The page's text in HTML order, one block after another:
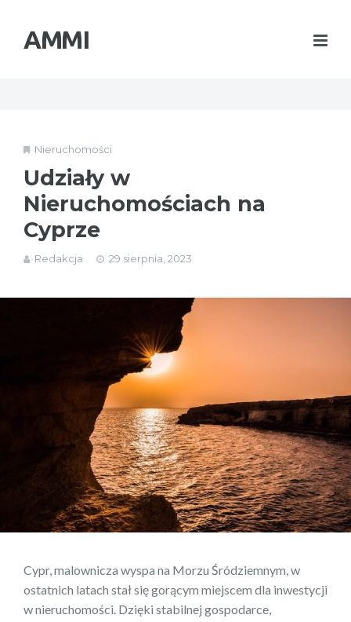
AMMI
Nieruchomości
Udziały w
Nieruchomościach na
Cyprze
Redakcja 29 sierpnia, 2023
Cypr, malownicza wyspa na Morzu Śródziemnym, w
ostatnich latach stał się gorącym miejscem dla inwestycji
w nieruchomości. Dzięki stabilnej gospodarce,